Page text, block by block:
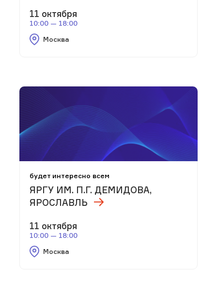
11 октября
10:00 — 18:00
Москва
будет интересно всем
ЯРГУ ИМ. П.Г. ДЕМИДОВА,
ЯРОСЛАВЛЬ
11 октября
10:00 — 18:00
Москва